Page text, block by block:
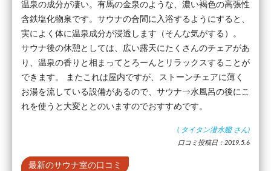
温泉の成分が凄い。有馬の金泉のような、濃い褐色の高張性
含鉄塩化物泉です。サウナの合間に入浴するようにすると、
実によく体に温泉成分が浸透します（そんな気がする）。
サウナ後の休憩としては、広い露天にたくさんのチェアがあ
り、温泉の香りと相まってとろーんとリラックスすることが
できます。 またこれは屋内ですが、ストーンチェアに薄く
お湯を流している設備があるので、サウナ→水風呂の後にこ
れを使うと大変ととのいますのでおすすめです。
( タイタン潜水艦 さん)
口コミ投稿日：2019.5.6
最新のサウナ室の口コミ